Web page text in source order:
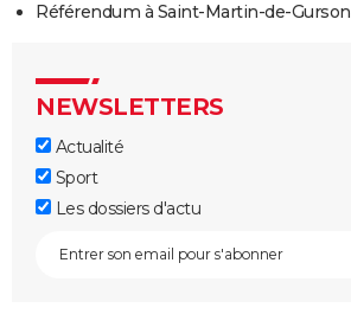
Référendum à Saint-Martin-de-Gurson
NEWSLETTERS
Actualité
Sport
Les dossiers d'actu